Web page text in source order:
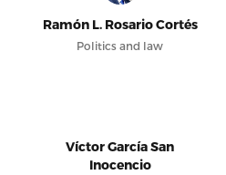
Ramón L. Rosario Cortés
Politics and law
Víctor García San
Inocencio